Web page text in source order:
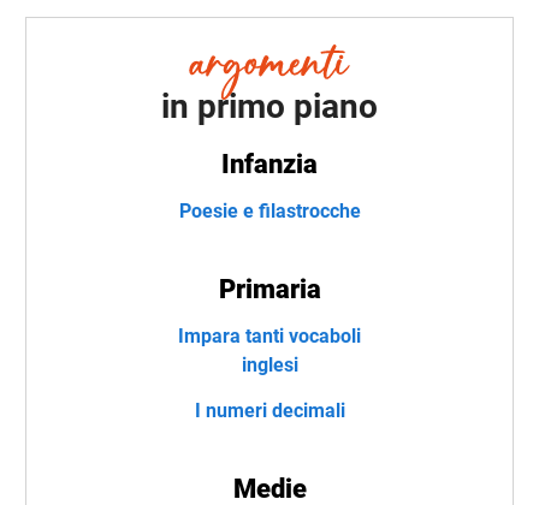
in primo piano
Infanzia
Poesie e filastrocche
Primaria
Impara tanti vocaboli
inglesi
I numeri decimali
Medie